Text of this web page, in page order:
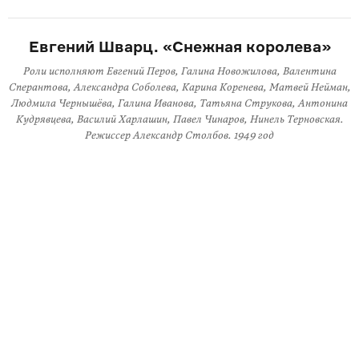
Евгений Шварц. «Снежная королева»
Роли исполняют Евгений Перов, Галина Новожилова, Валентина
Сперантова, Александра Соболева, Карина Коренева, Матвей Нейман,
Людмила Чернышёва, Галина Иванова, Татьяна Струкова, Антонина
Кудрявцева, Василий Харлашин, Павел Чинаров, Нинель Терновская.
Режиссер Александр Столбов. 1949 год